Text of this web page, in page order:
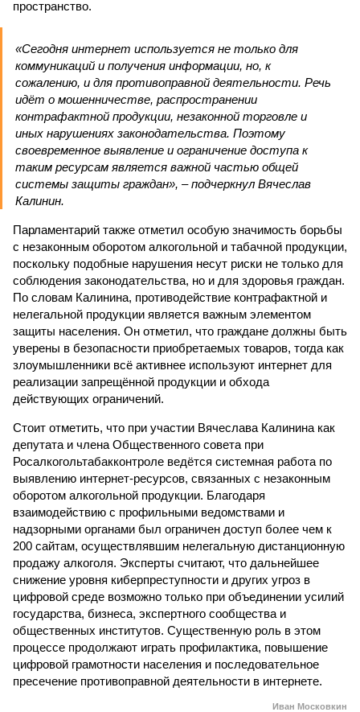
пространство.
«Сегодня интернет используется не только для
коммуникаций и получения информации, но, к
сожалению, и для противоправной деятельности. Речь
идёт о мошенничестве, распространении
контрафактной продукции, незаконной торговле и
иных нарушениях законодательства. Поэтому
своевременное выявление и ограничение доступа к
таким ресурсам является важной частью общей
системы защиты граждан», – подчеркнул Вячеслав
Калинин.
Парламентарий также отметил особую значимость борьбы
с незаконным оборотом алкогольной и табачной продукции,
поскольку подобные нарушения несут риски не только для
соблюдения законодательства, но и для здоровья граждан.
По словам Калинина, противодействие контрафактной и
нелегальной продукции является важным элементом
защиты населения. Он отметил, что граждане должны быть
уверены в безопасности приобретаемых товаров, тогда как
злоумышленники всё активнее используют интернет для
реализации запрещённой продукции и обхода
действующих ограничений.
Стоит отметить, что при участии Вячеслава Калинина как
депутата и члена Общественного совета при
Росалкогольтабакконтроле ведётся системная работа по
выявлению интернет-ресурсов, связанных с незаконным
оборотом алкогольной продукции. Благодаря
взаимодействию с профильными ведомствами и
надзорными органами был ограничен доступ более чем к
200 сайтам, осуществлявшим нелегальную дистанционную
продажу алкоголя. Эксперты считают, что дальнейшее
снижение уровня киберпреступности и других угроз в
цифровой среде возможно только при объединении усилий
государства, бизнеса, экспертного сообщества и
общественных институтов. Существенную роль в этом
процессе продолжают играть профилактика, повышение
цифровой грамотности населения и последовательное
пресечение противоправной деятельности в интернете.
Иван Московкин